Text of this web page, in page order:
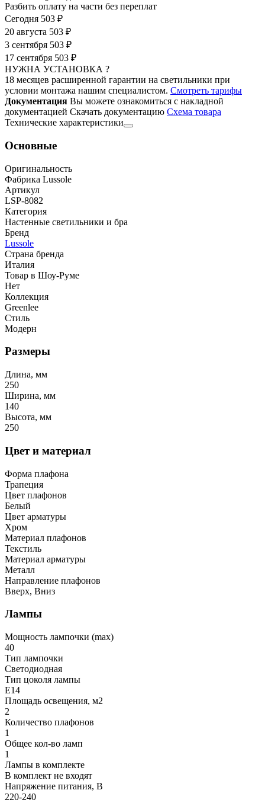
Разбить оплату на части без переплат
Сегодня 503 ₽
20 августа 503 ₽
3 сентября 503 ₽
17 сентября 503 ₽
НУЖНА УСТАНОВКА ?
18 месяцев расширенной гарантии на светильники при
условии монтажа нашим специалистом. Смотреть тарифы
Документация Вы можете ознакомиться с накладной
документацией Скачать документацию Cхема товара
Технические характеристики
Основные
Оригинальность
Фабрика Lussole
Артикул
LSP-8082
Категория
Настенные светильники и бра
Бренд
Lussole
Страна бренда
Италия
Товар в Шоу-Руме
Нет
Коллекция
Greenlee
Стиль
Модерн
Размеры
Длина, мм
250
Ширина, мм
140
Высота, мм
250
Цвет и материал
Форма плафона
Трапеция
Цвет плафонов
Белый
Цвет арматуры
Хром
Материал плафонов
Текстиль
Материал арматуры
Металл
Направление плафонов
Вверх, Вниз
Лампы
Мощность лампочки (max)
40
Тип лампочки
Светодиодная
Тип цоколя лампы
E14
Площадь освещения, м2
2
Количество плафонов
1
Общее кол-во ламп
1
Лампы в комплекте
В комплект не входят
Напряжение питания, В
220-240